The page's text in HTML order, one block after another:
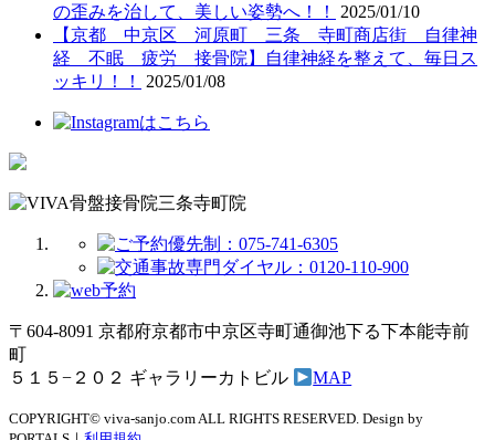
の歪みを治して、美しい姿勢へ！！
2025/01/10
【京都 中京区 河原町 三条 寺町商店街 自律神
経 不眠 疲労 接骨院】自律神経を整えて、毎日ス
ッキリ！！
2025/01/08
〒604-8091 京都府京都市中京区寺町通御池下る下本能寺前
町
５１５−２０２ ギャラリーカトビル
MAP
COPYRIGHT© viva-sanjo.com ALL RIGHTS RESERVED. Design by